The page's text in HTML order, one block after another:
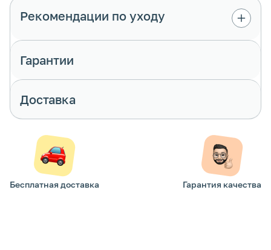
Рекомендации по уходу
Гарантии
Доставка
Бесплатная доставка Гарантия качества